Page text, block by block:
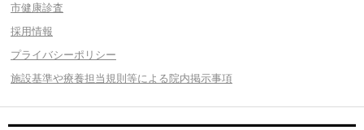
市健康診査
採用情報
プライバシーポリシー
施設基準や療養担当規則等による院内掲示事項